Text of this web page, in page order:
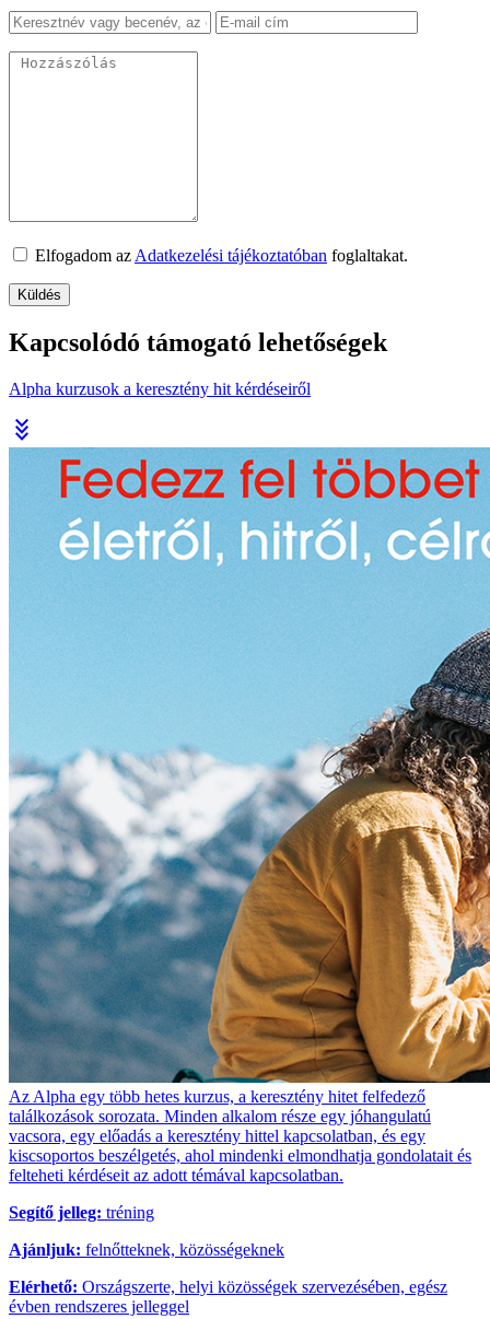
Elfogadom azAdatkezelési tájékoztatóban foglaltakat.
Kapcsolódó támogató lehetőségek
Alpha kurzusok a keresztény hit kérdéseiről
stat_minus_3
Az Alpha egy több hetes kurzus, a keresztény hitet felfedező
találkozások sorozata. Minden alkalom része egy jóhangulatú
vacsora, egy előadás a keresztény hittel kapcsolatban, és egy
kiscsoportos beszélgetés, ahol mindenki elmondhatja gondolatait és
felteheti kérdéseit az adott témával kapcsolatban.
Segítő jelleg: tréning
Ajánljuk: felnőtteknek, közösségeknek
Elérhető: Országszerte, helyi közösségek szervezésében, egész
évben rendszeres jelleggel